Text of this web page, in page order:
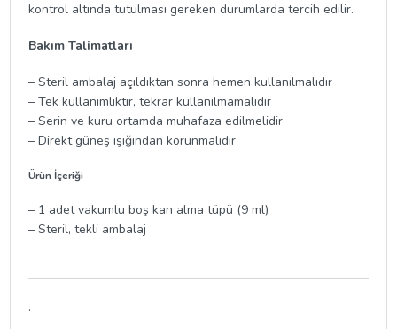
kontrol altında tutulması gereken durumlarda tercih edilir.
Bakım Talimatları
– Steril ambalaj açıldıktan sonra hemen kullanılmalıdır
– Tek kullanımlıktır, tekrar kullanılmamalıdır
– Serin ve kuru ortamda muhafaza edilmelidir
– Direkt güneş ışığından korunmalıdır
Ürün İçeriği
– 1 adet vakumlu boş kan alma tüpü (9 ml)
– Steril, tekli ambalaj
.